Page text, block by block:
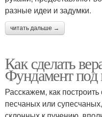
разные идеи и задумки.
читать дальше →
Как сделать
Фундамент под
Расскажем, как
песчаных или